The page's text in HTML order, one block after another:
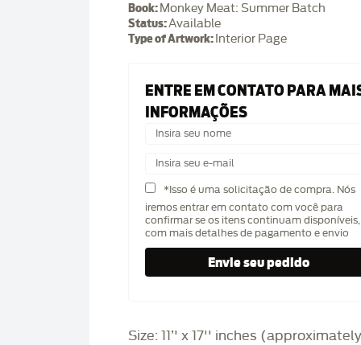
Book: Monkey Meat: Summer Batch
Status:Available
Type of Artwork: Interior Page
ENTRE EM CONTATO PARA
INFORMAÇÕES
*Isso é uma solicitação de compra. Nós
iremos entrar em contato com você para
confirmar se os itens continuam disponíveis,
com mais detalhes de pagamento e envio
Size: 11’' x 17'' inches